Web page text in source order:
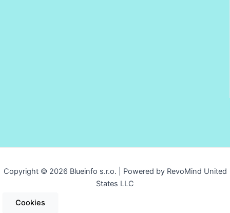
Copyright © 2026 Blueinfo s.r.o. | Powered by RevoMind United
States LLC
Cookies